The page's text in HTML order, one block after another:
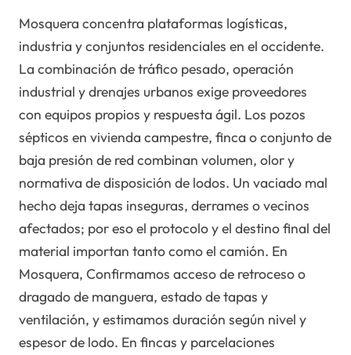
Mosquera concentra plataformas logísticas,
industria y conjuntos residenciales en el occidente.
La combinación de tráfico pesado, operación
industrial y drenajes urbanos exige proveedores
con equipos propios y respuesta ágil. Los pozos
sépticos en vivienda campestre, finca o conjunto de
baja presión de red combinan volumen, olor y
normativa de disposición de lodos. Un vaciado mal
hecho deja tapas inseguras, derrames o vecinos
afectados; por eso el protocolo y el destino final del
material importan tanto como el camión. En
Mosquera, Confirmamos acceso de retroceso o
dragado de manguera, estado de tapas y
ventilación, y estimamos duración según nivel y
espesor de lodo. En fincas y parcelaciones